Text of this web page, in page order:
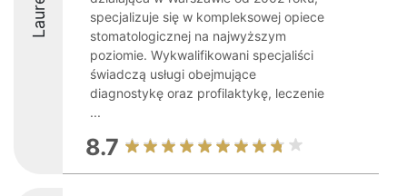
specjalizuje się w kompleksowej opiece
stomatologicznej na najwyższym
poziomie. Wykwalifikowani specjaliści
świadczą usługi obejmujące
diagnostykę oraz profilaktykę, leczenie
...
8.7